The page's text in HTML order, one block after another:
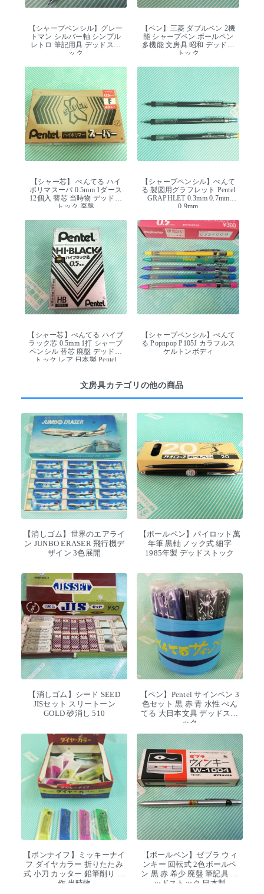
【シャープペンシル】グレー
トマン シルバー軸 シンプル
レトロ 筆記用具 デッドスト
ック
【ペン】三菱 ダブルペン 2機
能 シャープペン ボールペン
多機能 文房具 昭和 デッドス
トック
【シャー芯】 ぺんてる ハイ
ポリマスーパ 0.5mm 1ダース
12個入 替芯 当時物 デッドス
トック 廃盤
【シャープペンシル】ぺんて
る 製図用グラフレット Pentel
GRAPHLET 0.3mm 0.7mm
0.9mm
【シャー芯】ぺんてる ハイブ
ラック芯 0.5mm 1打 シャープ
ペンシル 替芯 廃盤 デッドス
トック レア 日本製 Pentel
【シャープペンシル】ぺんて
る Popnpop P105J カラフルス
ケルトンボディ
文房具カテゴリの他の商品
【消しゴム】世界のエアライ
ン JUNBO ERASER 飛行機デ
ザイン 3色展開
【ボールペン】パイロット萬
年筆 黒軸 ノック式 細字
1985年製 デッドストック
【消しゴム】シード SEED
JISセット スリートーン
GOLD 砂消し 510
【ペン】Pentel サインペン 3
色セット 黒 赤 青 水性 ぺん
てる 大日本文具 デッドスト
ック
【ボンナイフ】ミッキーナイ
フ ダイヤカラー 折りたたみ
式 小刀 カッター 鉛筆削り 工
作 当時物
【ボールペン】ゼブラ ウィ
ンキー 回転式 2色ボールペ
ン 黒 赤 希少 廃盤 筆記具 デ
ッドストック 日本製